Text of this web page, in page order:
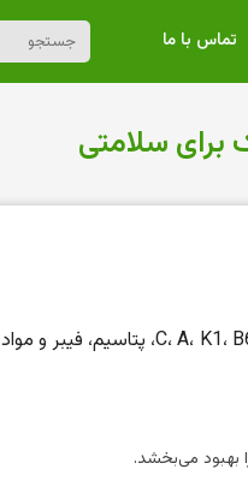
تماس با ما
سلامتی
فلفل دلمه‌ای یک ماده غذایی سرشار از مواد مغذی است، به این معنی که سرشار از ویتامین C، A، K1، B6، E، پتاسیم، فیبر و مواد
بهبود می‌بخشد.